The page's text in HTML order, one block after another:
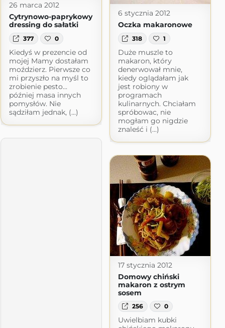
26 marca 2012
Cytrynowo-paprykowy
dressing do sałatki
377 0
Kiedyś w prezencie od
mojej Mamy dostałam
moździerz. Pierwsze co
mi przyszło na myśl to
zrobienie pesto...
później masa innych
pomysłów. Nie
sądziłam jednak, (...)
6 stycznia 2012
Oczka makaronowe
318 1
Duże muszle to
makaron, który
denerwował mnie,
kiedy oglądałam jak
jest robiony w
programach
kulinarnych. Chciałam
spróbowac, nie
mogłam go nigdzie
znaleść i (...)
17 stycznia 2012
Domowy chiński
makaron z ostrym
sosem
256 0
Uwielbiam kubki